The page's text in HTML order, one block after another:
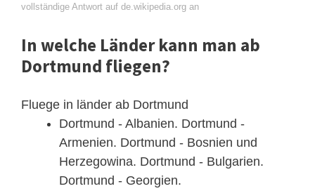
vollständige Antwort auf de.wikipedia.org an
In welche Länder kann man ab
Dortmund fliegen?
Fluege in länder ab Dortmund
Dortmund - Albanien. Dortmund -
Armenien. Dortmund - Bosnien und
Herzegowina. Dortmund - Bulgarien.
Dortmund - Georgien.